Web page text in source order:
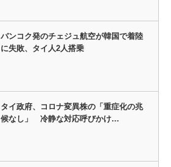
バンコク発のチェジュ航空が韓国で着陸
に失敗、タイ人2人搭乗
タイ政府、コロナ変異株の「重症化の兆
候なし」 冷静な対応呼びかけ…